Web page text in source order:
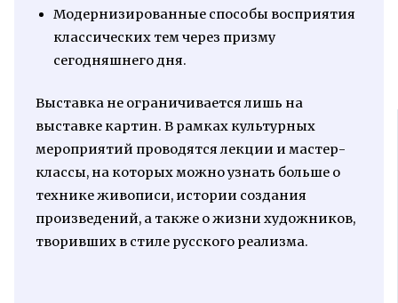
Модернизированные способы восприятия
классических тем через призму
сегодняшнего дня.
Выставка не ограничивается лишь на
выставке картин. В рамках культурных
мероприятий проводятся лекции и мастер-
классы, на которых можно узнать больше о
технике живописи, истории создания
произведений, а также о жизни художников,
творивших в стиле русского реализма.